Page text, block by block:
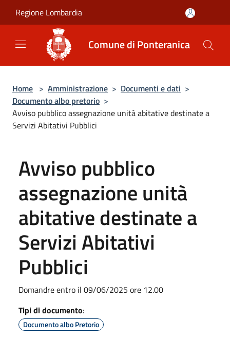
Regione Lombardia
Comune di Ponteranica
Home > Amministrazione > Documenti e dati >
Documento albo pretorio >
Avviso pubblico assegnazione unità abitative destinate a
Servizi Abitativi Pubblici
Avviso pubblico
assegnazione unità
abitative destinate a
Servizi Abitativi
Pubblici
Domandre entro il 09/06/2025 ore 12.00
Tipi di documento:
Documento albo Pretorio